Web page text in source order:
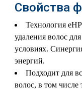
Свойства
Технология
удаления волос
условиях.
энергий.
Подходит для
волос, в том